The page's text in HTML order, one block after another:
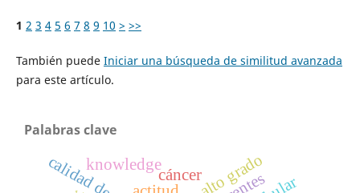
1 2 3 4 5 6 7 8 9 10 > >>
También puede Iniciar una búsqueda de similitud avanzada
para este artículo.
Palabras clave
knowledge
cáncer